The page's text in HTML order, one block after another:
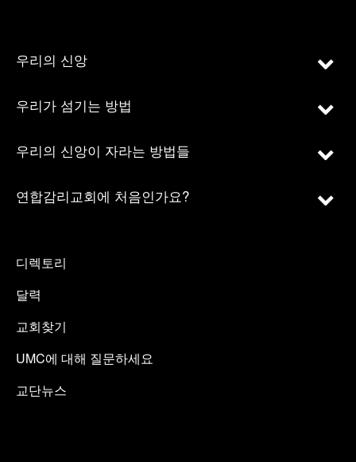
우리의 신앙
우리가 섬기는 방법
우리의 신앙이 자라는 방법들
연합감리교회에 처음인가요?
디렉토리
달력
교회찾기
UMC에 대해 질문하세요
교단뉴스